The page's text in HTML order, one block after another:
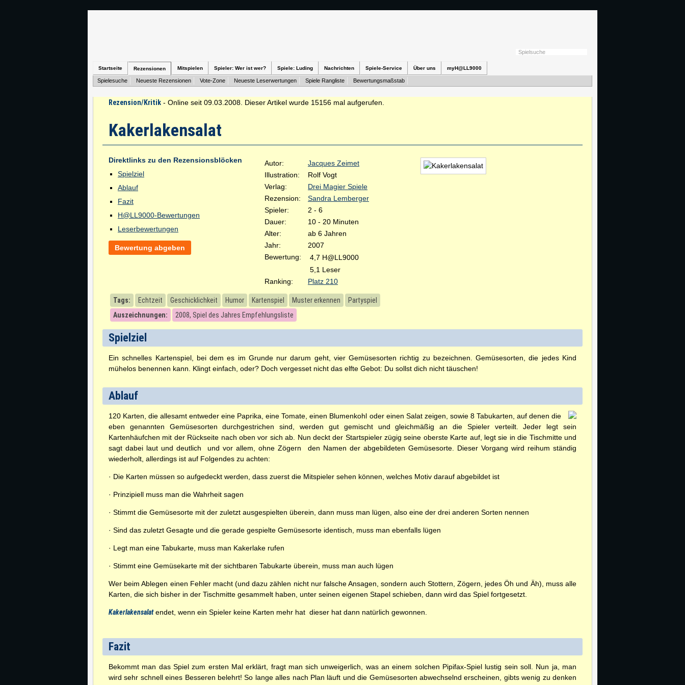
Startseite Rezensionen Mitspielen Spieler: Wer ist wer? Spiele: Luding Nachrichten Spiele-Service Über uns myH@LL9000
Spielesuche Neueste Rezensionen Vote-Zone Neueste Leserwertungen Spiele Rangliste Bewertungsmaßstab
Rezension/Kritik - Online seit 09.03.2008. Dieser Artikel wurde 15156 mal aufgerufen.
Kakerlakensalat
Direktlinks zu den Rezensionsblöcken
Spielziel
Ablauf
Fazit
H@LL9000-Bewertungen
Leserbewertungen
Bewertung abgeben
Autor:
Jacques Zeimet
Illustration:
Rolf Vogt
Verlag:
Drei Magier Spiele
Rezension:
Sandra Lemberger
Spieler:
2 - 6
Dauer:
10 - 20 Minuten
Alter:
ab 6 Jahren
Jahr:
2007
Bewertung:
4,7 H@LL9000
5,1 Leser
Ranking:
Platz 210
Tags: Echtzeit Geschicklichkeit Humor Kartenspiel Muster erkennen
Partyspiel
Auszeichnungen:
2008, Spiel des Jahres Empfehlungsliste
Spielziel
Ein schnelles Kartenspiel, bei dem es im Grunde nur darum geht, vier Gemüsesorten richtig zu bezeichnen. Gemüsesorten, die jedes Kind
mühelos benennen kann. Klingt einfach, oder? Doch vergesset nicht das elfte Gebot: Du sollst dich nicht täuschen!
Ablauf
120 Karten, die allesamt entweder eine Paprika, eine Tomate, einen Blumenkohl oder einen Salat zeigen, sowie 8 Tabukarten, auf denen die
eben genannten Gemüsesorten durchgestrichen sind, werden gut gemischt und gleichmäßig an die Spieler verteilt. Jeder legt sein
Kartenhäufchen mit der Rückseite nach oben vor sich ab. Nun deckt der Startspieler zügig seine oberste Karte auf, legt sie in die Tischmitte und
sagt dabei laut und deutlich  und vor allem, ohne Zögern  den Namen der abgebildeten Gemüsesorte. Dieser Vorgang wird reihum ständig
wiederholt, allerdings ist auf Folgendes zu achten:
· Die Karten müssen so aufgedeckt werden, dass zuerst die Mitspieler sehen können, welches Motiv darauf abgebildet ist
· Prinzipiell muss man die Wahrheit sagen
· Stimmt die Gemüsesorte mit der zuletzt ausgespielten überein, dann muss man lügen, also eine der drei anderen Sorten nennen
· Sind das zuletzt Gesagte und die gerade gespielte Gemüsesorte identisch, muss man ebenfalls lügen
· Legt man eine Tabukarte, muss man Kakerlake rufen
· Stimmt eine Gemüsekarte mit der sichtbaren Tabukarte überein, muss man auch lügen
Wer beim Ablegen einen Fehler macht (und dazu zählen nicht nur falsche Ansagen, sondern auch Stottern, Zögern, jedes Öh und Äh), muss alle
Karten, die sich bisher in der Tischmitte gesammelt haben, unter seinen eigenen Stapel schieben, dann wird das Spiel fortgesetzt.
Kakerlakensalatendet, wenn ein Spieler keine Karten mehr hat  dieser hat dann natürlich gewonnen.
Fazit
Bekommt man das Spiel zum ersten Mal erklärt, fragt man sich unweigerlich, was an einem solchen Pipifax-Spiel lustig sein soll. Nun ja, man
wird sehr schnell eines Besseren belehrt! So lange alles nach Plan läuft und die Gemüsesorten abwechselnd erscheinen, gibts wenig zu denken